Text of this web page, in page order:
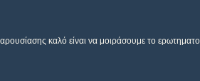
καλό είναι να μοιράσουμε το